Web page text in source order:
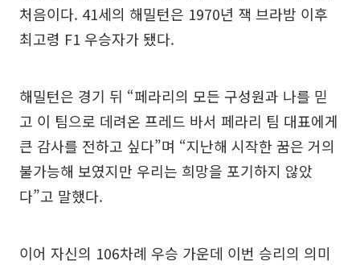
처음이다. 41세의 해밀턴은 1970년 잭 브라밤 이후
최고령 F1 우승자가 됐다.
해밀턴은 경기 뒤 “페라리의 모든 구성원과 나를 믿
고 이 팀으로 데려온 프레드 바서 페라리 팀 대표에게
큰 감사를 전하고 싶다”며 “지난해 시작한 꿈은 거의
불가능해 보였지만 우리는 희망을 포기하지 않았
다”고 말했다.
이어 자신의 106차례 우승 가운데 이번 승리의 의미